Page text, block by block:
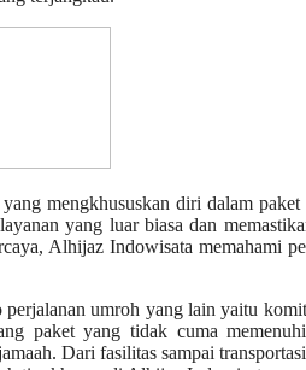
mengkhususkan diri dalam
yang luar biasa dan
Alhijaz Indowisata memahami
umroh yang lain yaitu
paket yang tidak cuma
Dari fasilitas sampai